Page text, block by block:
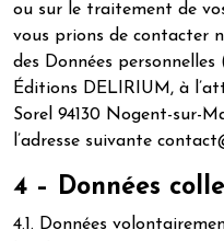
ou sur le traitement de
vous prions de contacter
des Données personnelles
Éditions DELIRIUM, à
Sorel 94130 Nogent-sur-
l’adresse suivante
4 – Données
4.1. Données